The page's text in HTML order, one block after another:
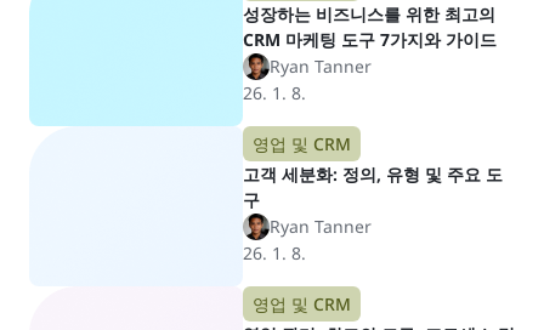
성장하는 비즈니스를 위한 최고의
CRM 마케팅 도구 7가지와 가이드
Ryan Tanner
26. 1. 8.
영업 및 CRM
고객 세분화: 정의, 유형 및 주요 도
구
Ryan Tanner
26. 1. 8.
영업 및 CRM